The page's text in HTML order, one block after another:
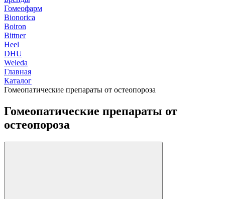
Гомеофарм
Bionorica
Boiron
Bittner
Heel
DHU
Weleda
Главная
Каталог
Гомеопатические препараты от остеопороза
Гомеопатические препараты от
остеопороза